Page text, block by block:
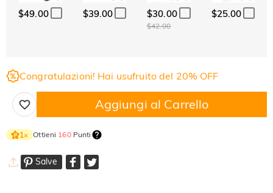
$49.00 $39.00 $30.00
$42.00
$25.00
Congratulazioni! Hai usufruito del 20% OFF
Aggiungi al Carrello
1× Ottieni 160Punti
Salve